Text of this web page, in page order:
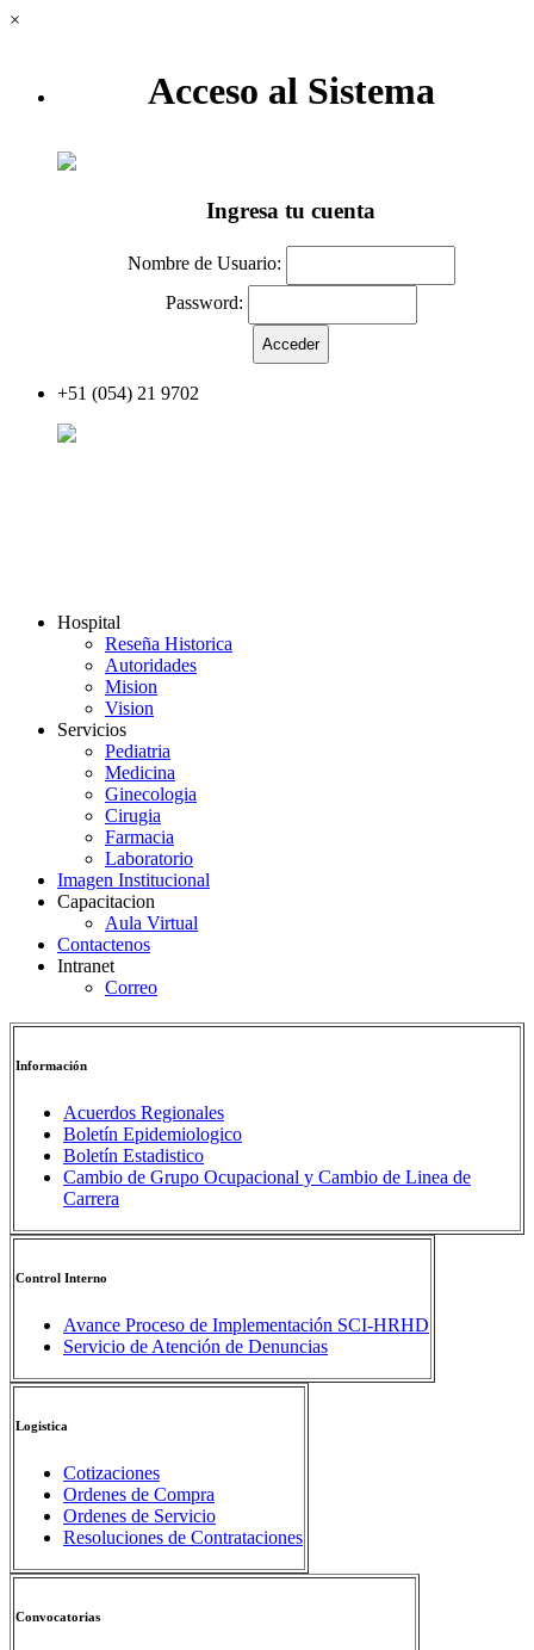
×
Acceso al Sistema
Ingresa tu cuenta
Nombre de Usuario:
Password:
+51 (054) 21 9702
Hospital
Reseña Historica
Autoridades
Mision
Vision
Servicios
Pediatria
Medicina
Ginecologia
Cirugia
Farmacia
Laboratorio
Imagen Institucional
Capacitacion
Aula Virtual
Contactenos
Intranet
Correo
Información
Acuerdos Regionales
Boletín Epidemiologico
Boletín Estadistico
Cambio de Grupo Ocupacional y Cambio de Linea de
Carrera
Control Interno
Avance Proceso de Implementación SCI-HRHD
Servicio de Atención de Denuncias
Logistica
Cotizaciones
Ordenes de Compra
Ordenes de Servicio
Resoluciones de Contrataciones
Convocatorias